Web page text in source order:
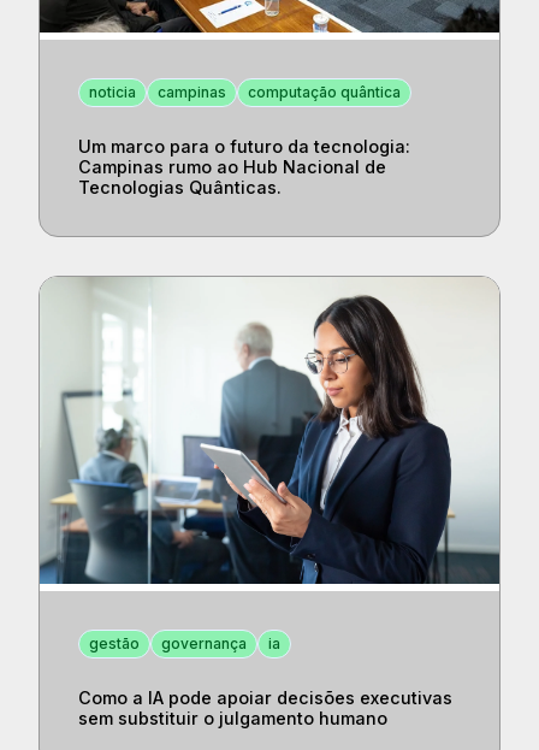
noticia campinas computação quântica
Um marco para o futuro da tecnologia:
Campinas rumo ao Hub Nacional de
Tecnologias Quânticas.
gestão governança ia
Como a IA pode apoiar decisões executivas
sem substituir o julgamento humano